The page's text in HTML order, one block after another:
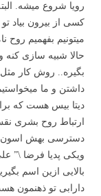
رویا شروع میشه.
کسی از بیرون بیاد
میتونیم بفهمیم روح
حالا شبیه سازی کنه
بگیره.. روش کار مثل
داشتن و ما
دیتا بیس هست که
ارتباط روح بشری
دسترسی بهش اسون
ویکی پدیا فرضا \”
بالایی ازین اسم
دارابی تو ذهنمون